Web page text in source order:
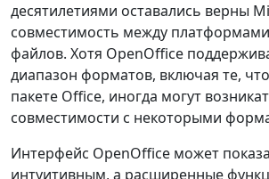
десятилетиями оставались верны
совместимость между
файлов. Хотя OpenOffice
диапазон форматов, включая те,
пакете Office, иногда могут
совместимости с некоторыми
Интерфейс OpenOffice может
интуитивным, а расширенные